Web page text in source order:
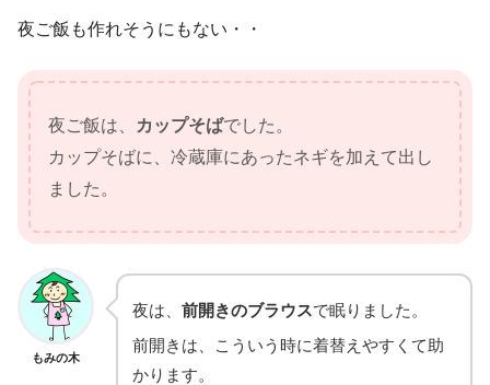
夜ご飯も作れそうにもない・・
夜ご飯は、 カップそばでした。
カップそばに、冷蔵庫にあったネギを加えて出し
ました。
もみの木
夜は、 前開きのブラウスで眠りました。
前開きは、こういう時に着替えやすくて助
かります。